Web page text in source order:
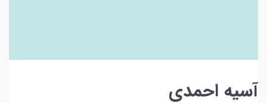
آسیه احمدی